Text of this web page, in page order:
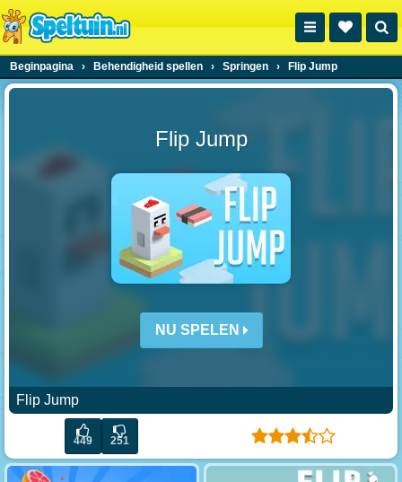
Beginpagina › Behendigheid spellen › Springen › Flip Jump
Flip Jump
NU SPELEN
Flip Jump
449 251